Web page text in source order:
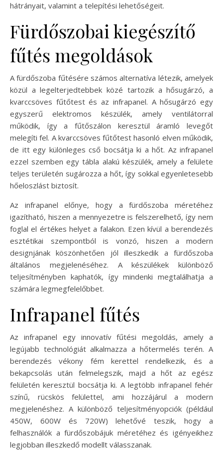
hátrányait, valamint a telepítési lehetőségeit.
Fürdőszobai kiegészítő
fűtés megoldások
A fürdőszoba fűtésére számos alternatíva létezik, amelyek
közül a legelterjedtebbek közé tartozik a hősugárzó, a
kvarccsöves fűtőtest és az infrapanel. A hősugárzó egy
egyszerű elektromos készülék, amely ventilátorral
működik, így a fűtőszálon keresztül áramló levegőt
melegíti fel. A kvarccsöves fűtőtest hasonló elven működik,
de itt egy különleges cső bocsátja ki a hőt. Az infrapanel
ezzel szemben egy tábla alakú készülék, amely a felülete
teljes területén sugározza a hőt, így sokkal egyenletesebb
hőeloszlást biztosít.
Az infrapanel előnye, hogy a fürdőszoba méretéhez
igazítható, hiszen a mennyezetre is felszerelhető, így nem
foglal el értékes helyet a falakon. Ezen kívül a berendezés
esztétikai szempontból is vonzó, hiszen a modern
designjának köszönhetően jól illeszkedik a fürdőszoba
általános megjelenéséhez. A készülékek különböző
teljesítményben kaphatók, így mindenki megtalálhatja a
számára legmegfelelőbbet.
Infrapanel fűtés
Az infrapanel egy innovatív fűtési megoldás, amely a
legújabb technológiát alkalmazza a hőtermelés terén. A
berendezés vékony fém kerettel rendelkezik, és a
bekapcsolás után felmelegszik, majd a hőt az egész
felületén keresztül bocsátja ki. A legtöbb infrapanel fehér
színű, rücskös felülettel, ami hozzájárul a modern
megjelenéshez. A különböző teljesítményopciók (például
450W, 600W és 720W) lehetővé teszik, hogy a
felhasználók a fürdőszobájuk méretéhez és igényeikhez
legjobban illeszkedő modellt válasszanak.